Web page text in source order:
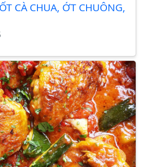
CÀ CHUA, ỚT CHUÔNG,